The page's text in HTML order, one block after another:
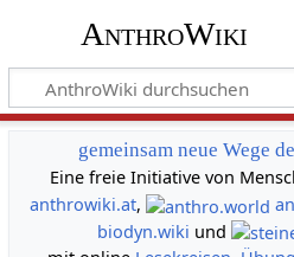
AnthroWiki
gemeinsam neue Wege
Eine freie Initiative von
anthrowiki.at,
biodyn.wiki und